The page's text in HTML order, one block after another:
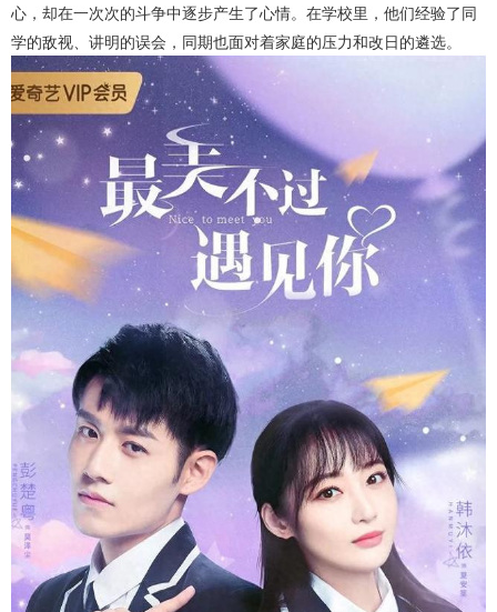
心，却在一次次的斗争中逐步产生了心情。在学校里，他们经验了同
学的敌视、讲明的误会，同期也面对着家庭的压力和改日的遴选。